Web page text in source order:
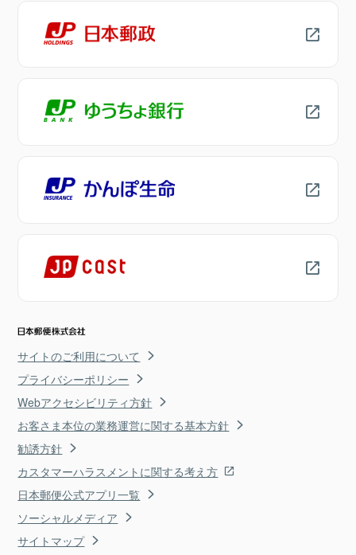
サイトのご利用について
プライバシーポリシー
Webアクセシビリティ方針
お客さま本位の業務運営に関する基本方針
勧誘方針
カスタマーハラスメントに関する考え方
日本郵便公式アプリ一覧
ソーシャルメディア
サイトマップ